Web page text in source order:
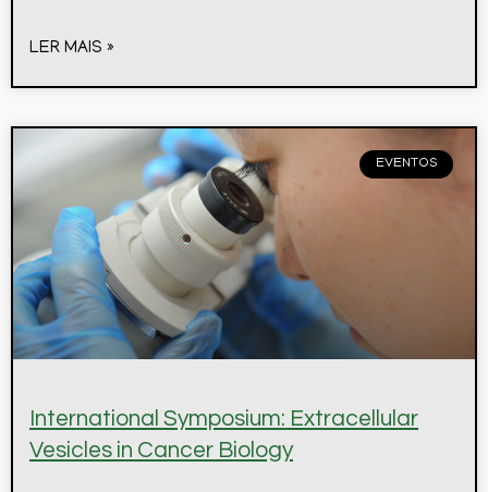
LER MAIS »
EVENTOS
International Symposium: Extracellular
Vesicles in Cancer Biology